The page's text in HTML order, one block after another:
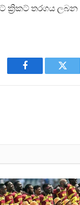
ක්‍රිකට් තරගය
Facebook